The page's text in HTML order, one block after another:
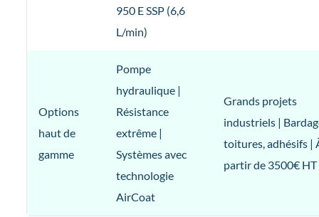
950 E SSP (6,6
L/min)
Options
haut de
gamme
Pompe
hydraulique |
Résistance
extrême |
Systèmes avec
technologie
AirCoat
Grands projets
industriels |
toitures, adhésifs |
partir de 3500€ HT